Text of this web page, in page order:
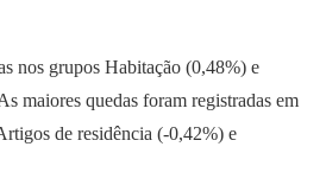
nos grupos Habitação (0,48%) e
maiores quedas foram registradas em
de residência (-0,42%) e